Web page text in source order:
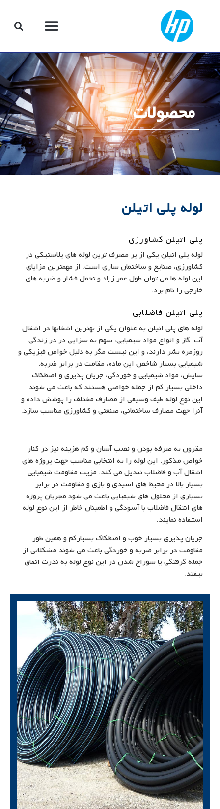
محصولات
لوله پلی اتیلن
پلی اتیلن کشاورزی
لوله پلی اتیلن یکی از پر مصرف ترین لوله های پلاستیکی در
کشاورزی، صنایع و ساختمان سازی است. از مهمترین مزایای
این لوله ها می توان طول عمر زیاد و تحمل فشار و ضربه های
خارجی را نام برد.
پلی اتیلن فاضلابی
لوله های پلی اتیلن به عنوان یکی از بهترین انتخابها در انتقال
آب، گاز و انواع مواد شیمیایی، سهم به سزایی در در زندگی
روزمره بشر دارند، و این نیست مگر به دلیل خواص فیزیکی و
شیمیایی بسیار شاخص این ماده، مقامت در برابر ضربه،
سایش، مواد شیمیایی و خوردگی، جریان پذیری و اصطکاک
داخلی بسیار کم از جمله خواصی هستند که باعث می شوند
این نوع لوله طیف وسیعی از مصارف مختلف را پوشش داده و
آنرا جهت مصارف ساختمانی، صنعتی و کشاورزی مناسب سازد.
مقرون به صرفه بودن و نصب آسان و کم هزینه نیز در کنار
خواص مذکور، این لوله را به انتخابی مناسب جهت پروژه های
انتقال آب و فاضلاب تبدیل می کند. مزیت مقاومت شیمیایی
بسیار بالا در محیط های اسیدی و بازی و مقاومت در برابر
بسیاری از محلول های شیمیایی باعث می شود مجریان پروژه
های انتقال فاضلاب با آسودگی و اطمینان خاطر از این نوع لوله
استفاده نمایند.
جریان پذیری بسیار خوب و اصطکاک بسیارکم و همین طور
مقاومت در برابر ضربه و خوردگی باعث می شوند مشکلاتی از
جمله گرفتگی یا سوراخ شدن در این نوع لوله به ندرت اتفاق
بیفتد.